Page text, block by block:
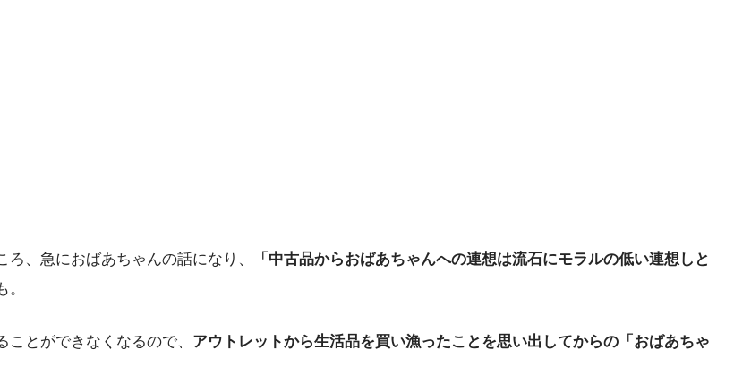
、急におばあちゃんの話になり、
「中古品からおばあちゃんへの連想は流石にモラルの低い連想しと
とができなくなるので、 アウトレットから生活品を買い漁ったことを思い出してからの「おばあちゃ